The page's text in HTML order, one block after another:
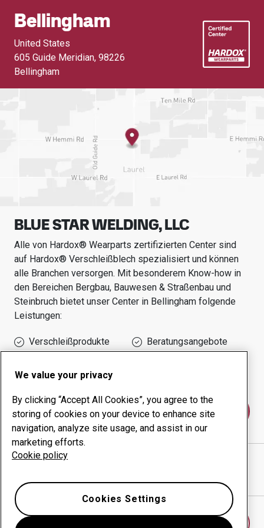
Bellingham
United States
605 Guide Meridian, 98226
Bellingham
BLUE STAR WELDING, LLC
Alle von Hardox® Wearparts zertifizierten Center sind
auf Hardox® Verschleißblech spezialisiert und können
alle Branchen versorgen. Mit besonderem Know-how in
den Bereichen Bergbau, Bauwesen & Straßenbau und
Steinbruch bietet unser Center in Bellingham folgende
Leistungen:
Verschleißprodukte
Beratungsangebote
Betriebszeit
Kontakt
BLUE STAR WELDING, LLC
We value your privacy
By clicking “Accept All Cookies”, you agree to the
storing of cookies on your device to enhance site
navigation, analyze site usage, and assist in our
marketing efforts.
Cookie policy
Cookies Settings